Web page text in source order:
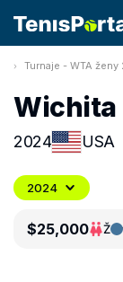
Turnaje - WTA ženy
Wichita
2024 USA
2024
$25,000 Ž